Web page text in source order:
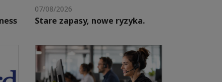
07/08/2026
Stare zapasy, nowe ryzyka.